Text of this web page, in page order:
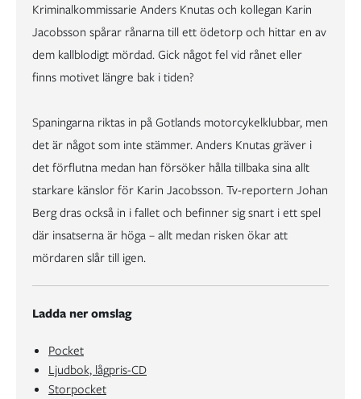
Kriminalkommissarie Anders Knutas och kollegan Karin
Jacobsson spårar rånarna till ett ödetorp och hittar en av
dem kallblodigt mördad. Gick något fel vid rånet eller
finns motivet längre bak i tiden?
Spaningarna riktas in på Gotlands motorcykelklubbar, men
det är något som inte stämmer. Anders Knutas gräver i
det förflutna medan han försöker hålla tillbaka sina allt
starkare känslor för Karin Jacobsson. Tv-reportern Johan
Berg dras också in i fallet och befinner sig snart i ett spel
där insatserna är höga – allt medan risken ökar att
mördaren slår till igen.
Ladda ner omslag
Pocket
Ljudbok, lågpris-CD
Storpocket